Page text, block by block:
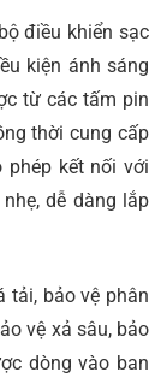
điều khiển sạc
kiện ánh sáng
từ các tấm pin
thời cung cấp
phép kết nối với
dễ dàng lắp
tải, bảo vệ phân
vệ xả sâu, bảo
dòng vào ban